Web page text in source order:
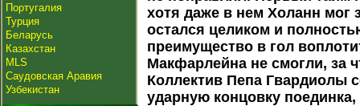
Португалия
Турция
Беларусь
Казахстан
MLS
Саудовская Аравия
Узбекистан
хотя даже в нем Холанн мог
остался целиком и
преимущество в гол
Макфарлейна не смогли, за
Коллектив Пепа Гвардиолы
ударную концовку